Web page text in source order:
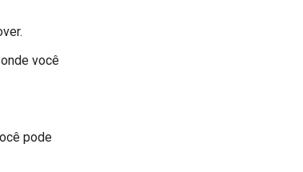
você
pode